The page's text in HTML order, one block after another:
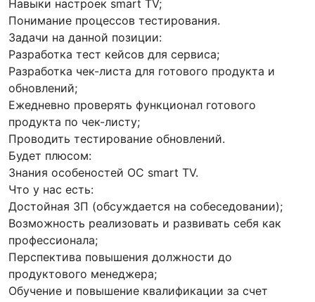
Навыки настроек smart TV;
Понимание процессов тестирования.
Задачи на данной позиции:
Разработка тест кейсов для сервиса;
Разработка чек-листа для готового продукта и
обновлений;
Ежедневно проверять функционал готового
продукта по чек-листу;
Проводить тестирование обновлений.
Будет плюсом:
Знания особеностей ОС smart TV.
Что у нас есть:
Достойная ЗП (обсуждается на собеседовании);
Возможность реализовать и развивать себя как
профессионала;
Перспектива повышения должности до
продуктового менеджера;
Обучение и повышение квалификации за счет